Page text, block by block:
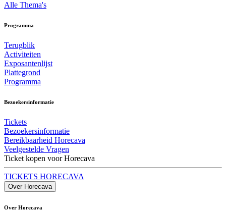
Alle Thema's
Programma
Terugblik
Activiteiten
Exposantenlijst
Plattegrond
Programma
Bezoekersinformatie
Tickets
Bezoekersinformatie
Bereikbaarheid Horecava
Veelgestelde Vragen
Ticket kopen voor Horecava
TICKETS HORECAVA
Over Horecava
Over Horecava